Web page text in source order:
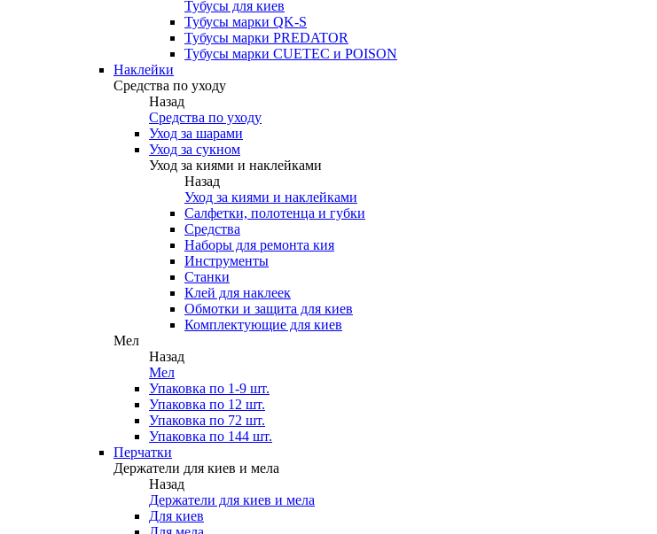
Тубусы для киев
Тубусы марки QK-S
Тубусы марки PREDATOR
Тубусы марки CUETEC и POISON
Наклейки
Средства по уходу
Назад
Средства по уходу
Уход за шарами
Уход за сукном
Уход за киями и наклейками
Назад
Уход за киями и наклейками
Салфетки, полотенца и губки
Средства
Наборы для ремонта кия
Инструменты
Станки
Клей для наклеек
Обмотки и защита для киев
Комплектующие для киев
Мел
Назад
Мел
Упаковка по 1-9 шт.
Упаковка по 12 шт.
Упаковка по 72 шт.
Упаковка по 144 шт.
Перчатки
Держатели для киев и мела
Назад
Держатели для киев и мела
Для киев